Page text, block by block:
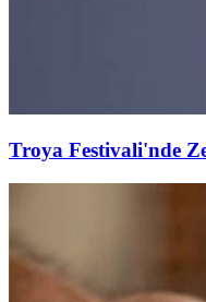
Troya Festivali'nde